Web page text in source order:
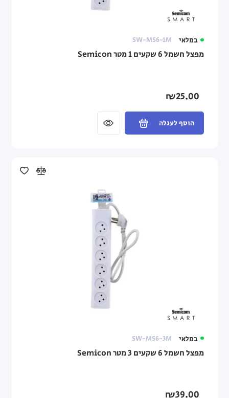
במלאי SW-MS6-1M
מפצל חשמל 6 שקעים 1 מטר Semicon
₪25.00
הוסף לעגלה
במלאי SW-MS6-3M
מפצל חשמל 6 שקעים 3 מטר Semicon
₪39.00